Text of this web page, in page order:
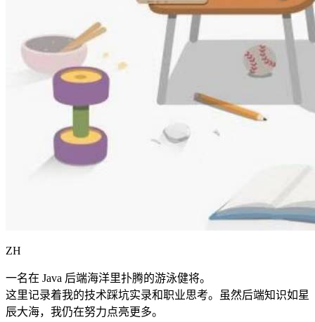
ZH
一名在 Java 后端海洋里扑腾的游泳健将。
这里记录着我的技术踩坑实录和职业思考。虽然后端知识如星
辰大海，我仍在努力点亮更多。